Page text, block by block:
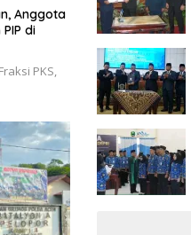
Anggota
di
PKS,